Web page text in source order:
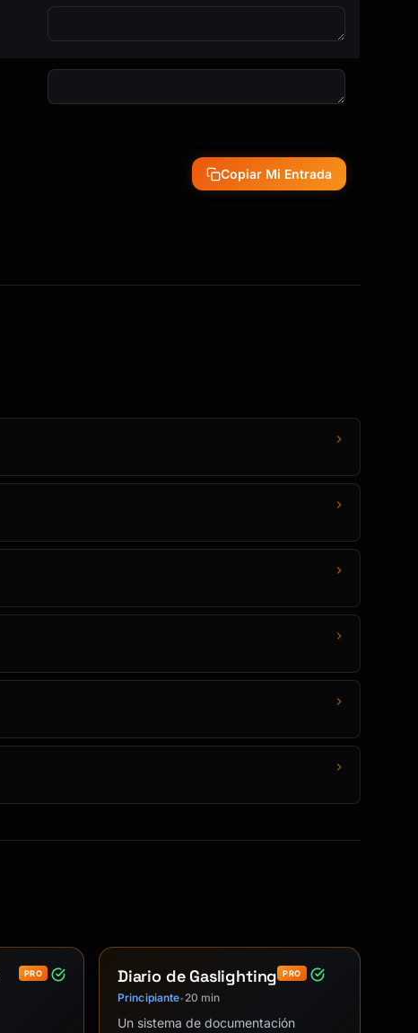
Copiar Mi Entrada
PRO Diario de Gaslighting PRO
Principiante• 20 min
Un sistema de documentación